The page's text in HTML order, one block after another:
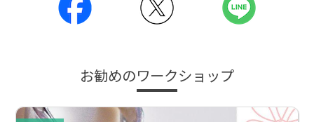
お勧めのワークショップ